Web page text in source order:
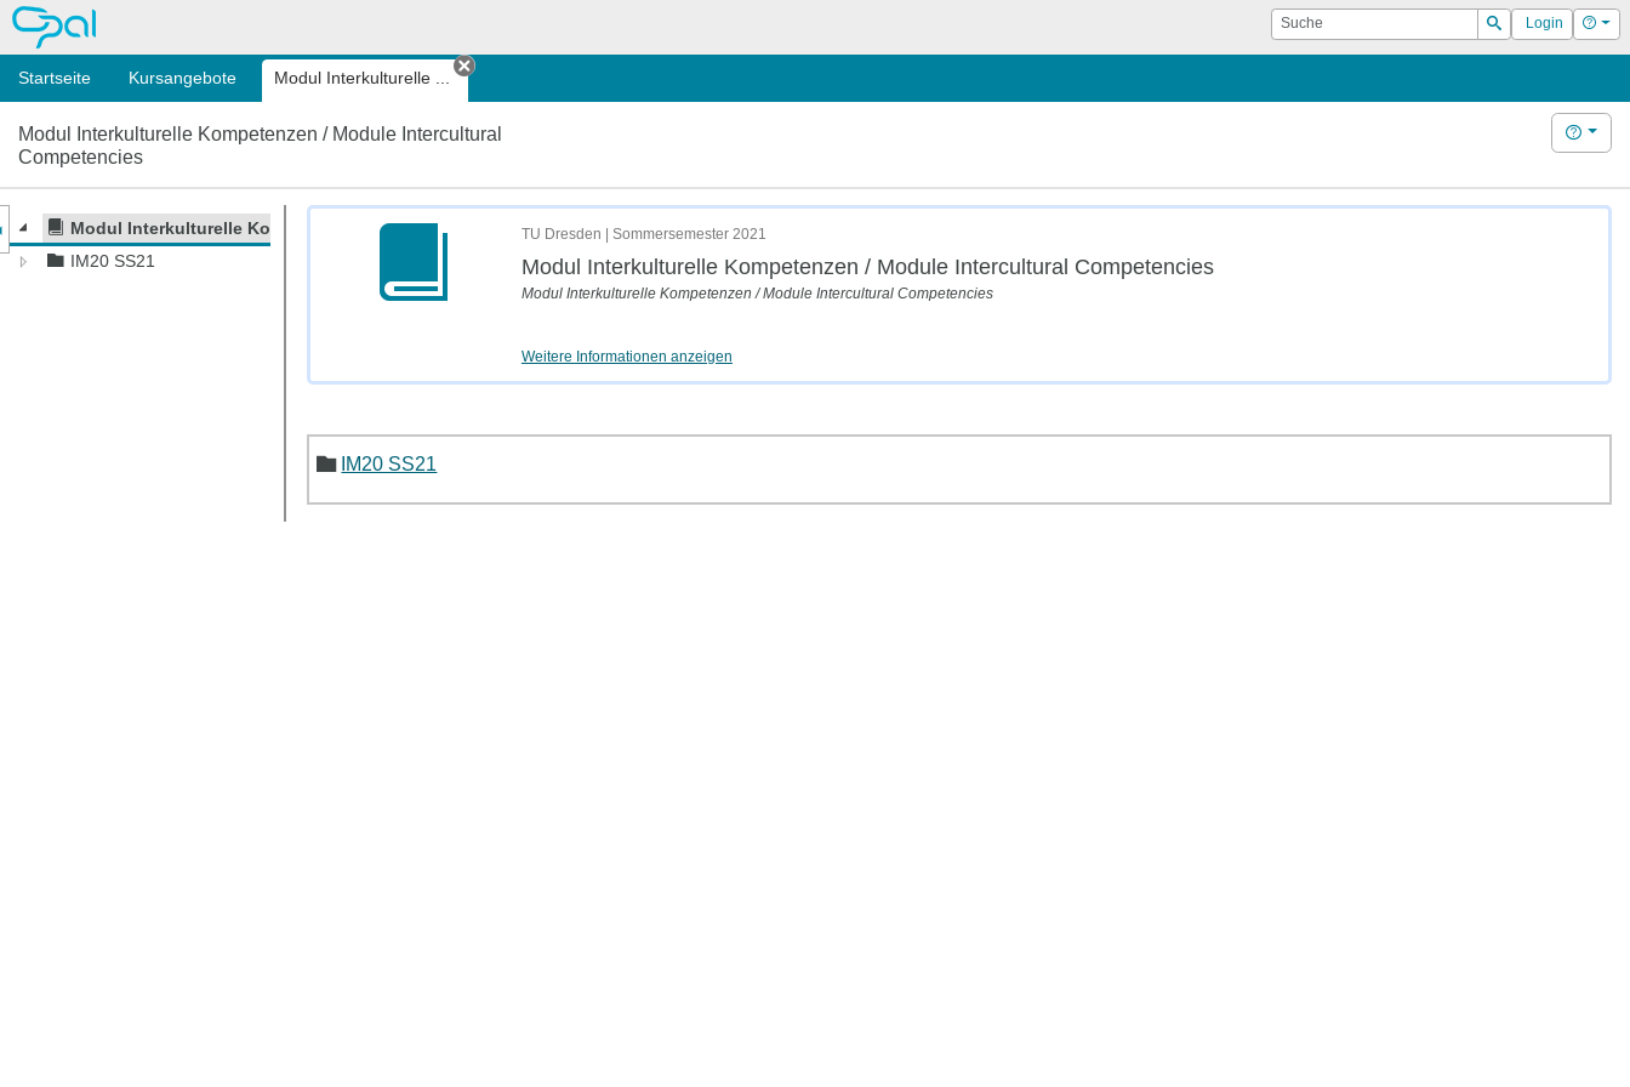
OPAL Suche
Suchen
Login Hilfe
Startseite Kursangebote Modul Interkulturelle ...
Tab schließen
Modul Interkulturelle Kompetenzen / Module Intercultural
Competencies
Hilfe
Modul Interkulturelle Kompetenzen / Module Intercultural Competencies
IM20 SS21
des Kursmenüs
TU Dresden | Sommersemester 2021
Modul Interkulturelle Kompetenzen / Module Intercultural Competencies
Modul Interkulturelle Kompetenzen / Module Intercultural Competencies
Weitere Informationen anzeigen
IM20 SS21